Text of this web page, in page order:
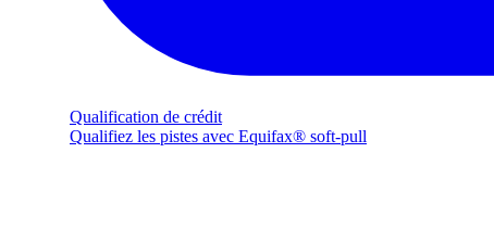
Qualification de crédit
Qualifiez les pistes avec Equifax® soft-pull